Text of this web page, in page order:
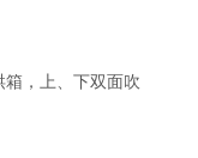
，上、下双面吹